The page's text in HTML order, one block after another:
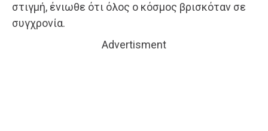
στιγμή, ένιωθε ότι όλος ο κόσμος βρισκόταν σε
συγχρονία.
Advertisment